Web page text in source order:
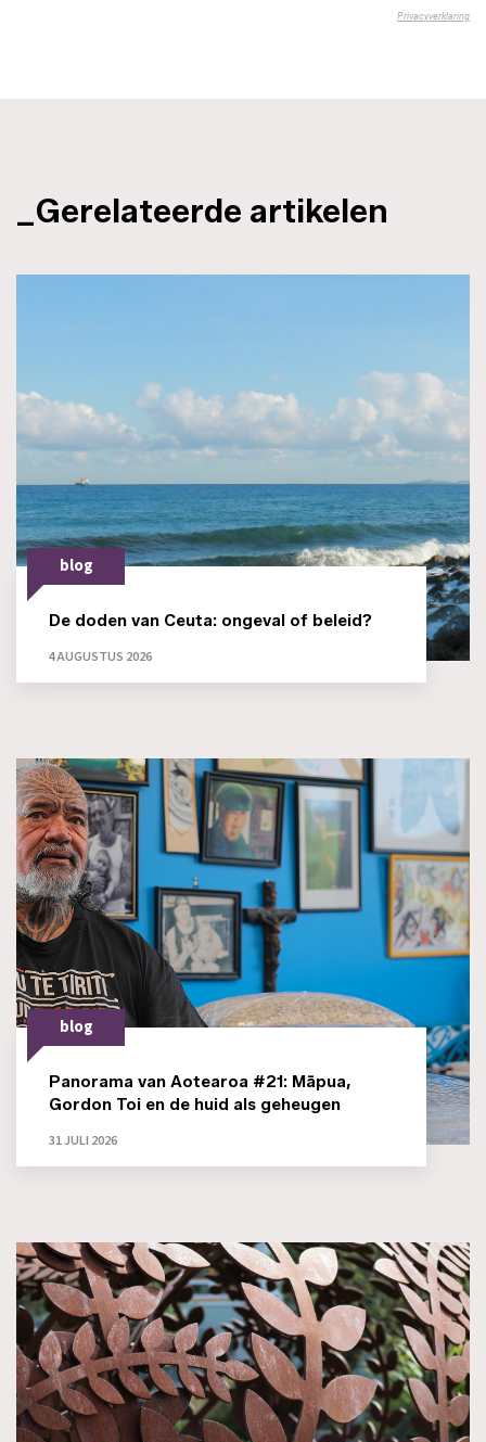
_Gerelateerde artikelen
blog
De doden van Ceuta: ongeval of beleid?
4 AUGUSTUS 2026
blog
Panorama van Aotearoa #21: Māpua,
Gordon Toi en de huid als geheugen
31 JULI 2026